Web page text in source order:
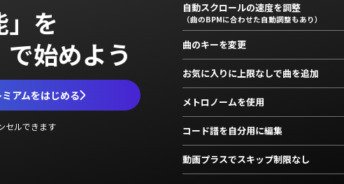
」を
で始めよう
アムをはじめる
セルできます
自動スクロールの速度を調整
（曲のBPMに合わせた自動調整もあり）
曲のキーを変更
お気に入りに上限なしで曲を追加
メトロノームを使用
コード譜を自分用に編集
動画プラスでスキップ制限なし